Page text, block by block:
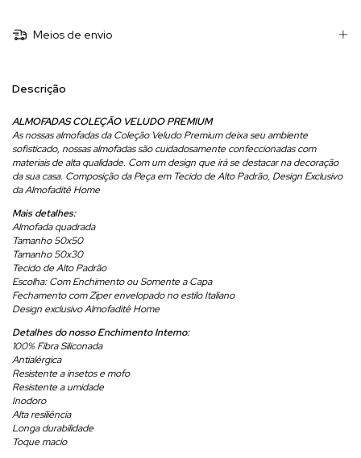
Meios de envio
Descrição
ALMOFADAS COLEÇÃO VELUDO PREMIUM
As nossas almofadas da Coleção Veludo Premium deixa seu ambiente
sofisticado, nossas almofadas são cuidadosamente confeccionadas com
materiais de alta qualidade. Com um design que irá se destacar na decoração
da sua casa. Composição da Peça em Tecido de Alto Padrão, Design Exclusivo
da Almofaditê Home
Mais detalhes:
Almofada quadrada
Tamanho 50x50
Tamanho 50x30
Tecido de Alto Padrão
Escolha: Com Enchimento ou Somente a Capa
Fechamento com Zíper envelopado no estilo Italiano
Design exclusivo Almofaditê Home
Detalhes do nosso Enchimento Interno:
100% Fibra Siliconada
Antialérgica
Resistente a insetos e mofo
Resistente a umidade
Inodoro
Alta resiliência
Longa durabilidade
Toque macio